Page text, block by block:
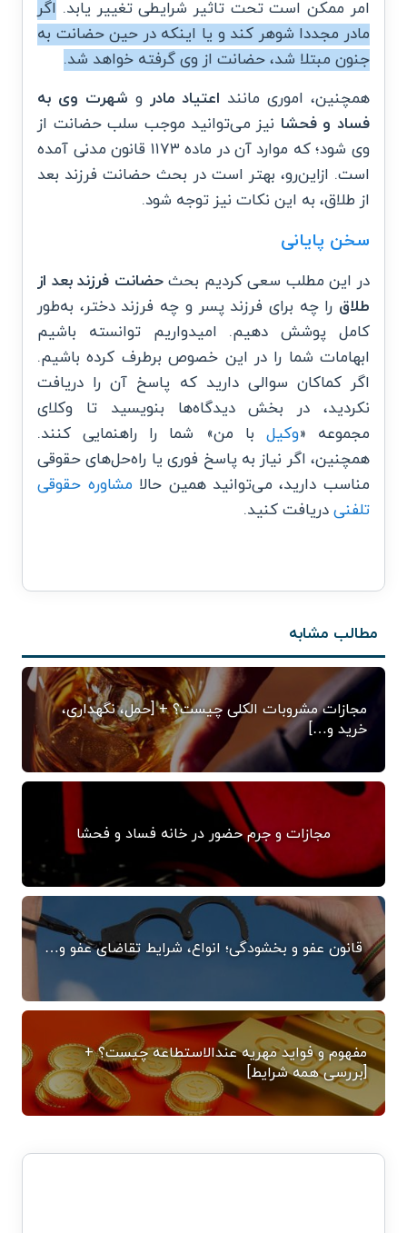
امر ممکن است تحت تاثیر شرایطی تغییر یابد. اگر
مادر مجددا شوهر کند و یا اینکه در حین حضانت به
جنون مبتلا شد، حضانت از وی گرفته خواهد شد.
همچنین، اموری مانند اعتیاد مادر و شهرت وی به
فساد و فحشا نیز می‌توانید موجب سلب حضانت از
وی شود؛ که موارد آن در ماده ۱۱۷۳ قانون مدنی آمده
است. ازاین‌رو، بهتر است در بحث حضانت فرزند بعد
از طلاق، به این نکات نیز توجه شود.
سخن پایانی
در این مطلب سعی کردیم بحثحضانت فرزند بعد از
طلاق را چه برای فرزند پسر و چه فرزند دختر، به‌طور
کامل پوشش دهیم. امیدواریم توانسته باشیم
ابهامات شما را در این خصوص برطرف کرده باشیم.
اگر کماکان سوالی دارید که پاسخ آن را دریافت
نکردید، در بخش دیدگاه‌ها بنویسید تا وکلای
مجموعه «وکیل با من» شما را راهنمایی کنند.
همچنین، اگر نیاز به پاسخ فوری یا راه‌حل‌های حقوقی
مناسب دارید، می‌توانید همین حالا مشاوره حقوقی
تلفنی دریافت کنید.
مطالب مشابه
مجازات مشروبات الکلی چیست؟ + [حمل، نگهداری،
خرید و…]
مجازات و جرم حضور در خانه فساد و فحشا
قانون عفو و بخشودگی؛ انواع، شرایط تقاضای عفو و…
مفهوم و فواید مهریه عندالاستطاعه چیست؟ +
[بررسی همه شرایط]